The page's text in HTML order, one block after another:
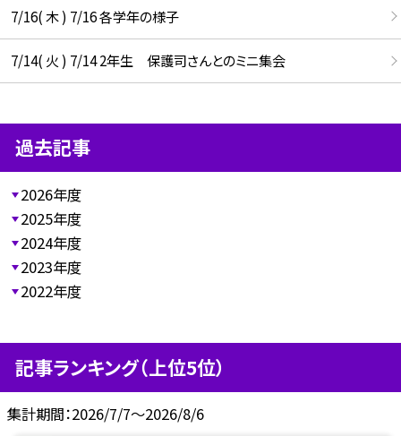
7/16( 木 ) 7/16 各学年の様子
7/14( 火 ) 7/14 2年生 保護司さんとのミニ集会
過去記事
2026年度
2025年度
2024年度
2023年度
2022年度
記事ランキング（上位5位）
集計期間：2026/7/7～2026/8/6